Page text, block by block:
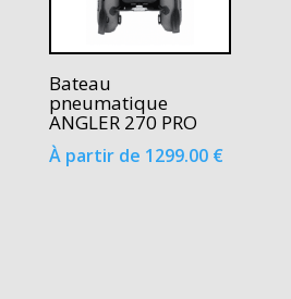
Bateau
pneumatique
ANGLER 270 PRO
À partir de 1299.00 €